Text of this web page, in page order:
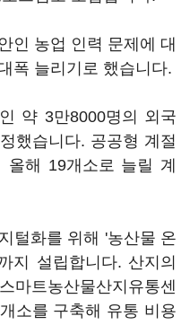
인 농업 인력 문제에 대
폭 늘리기로 했습니다.
약 3만8000명의 외국
했습니다. 공공형 계절
해 19개소로 늘릴 계
털화를 위해 '농산물 온
지 설립합니다. 산지의
마트농산물산지유통센
소를 구축해 유통 비용